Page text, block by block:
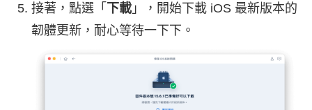
接著，點選「 下載 」，開始下載 iOS 最新版本的
韌體更新，耐心等待一下下。